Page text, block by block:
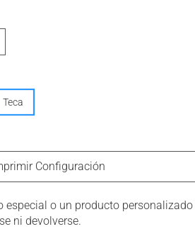
Teca
Configuración
especial o un producto personalizado
ni devolverse.